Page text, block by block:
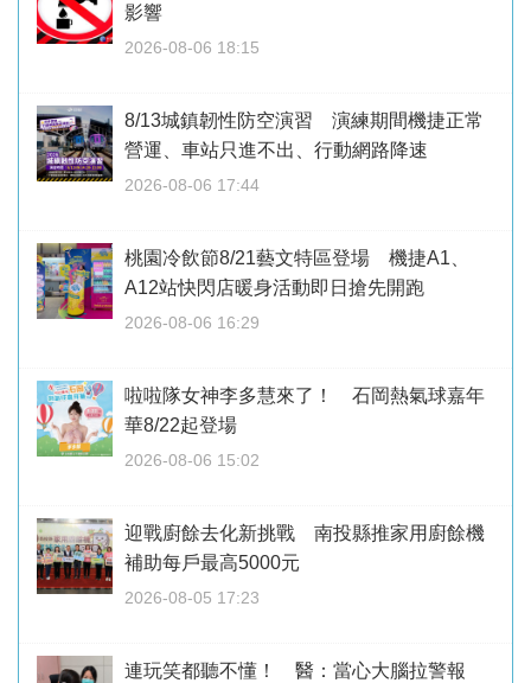
影響
2026-08-06 18:15
8/13城鎮韌性防空演習 演練期間機捷正常
營運、車站只進不出、行動網路降速
2026-08-06 17:44
桃園冷飲節8/21藝文特區登場 機捷A1、
A12站快閃店暖身活動即日搶先開跑
2026-08-06 16:29
啦啦隊女神李多慧來了！ 石岡熱氣球嘉年
華8/22起登場
2026-08-06 15:02
迎戰廚餘去化新挑戰 南投縣推家用廚餘機
補助每戶最高5000元
2026-08-05 17:23
連玩笑都聽不懂！ 醫：當心大腦拉警報